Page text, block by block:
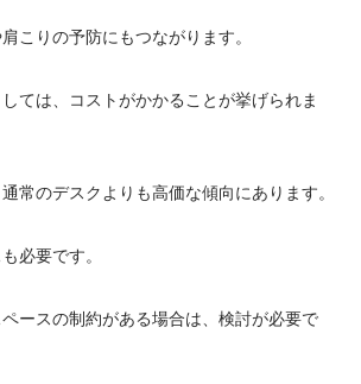
こりの予防にもつながります。
ては、コストがかかることが挙げられま
常のデスクよりも高価な傾向にあります。
必要です。
ースの制約がある場合は、検討が必要で